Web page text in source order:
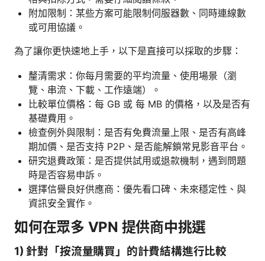
附加限制：某些方案可能限制伺服器數、同時連線數
或可用協議。
為了讓你更快速地上手，以下是直接可以採取的步驟：
釐清需求：你每月需要的平均流量、使用場景（瀏
覽、串流、下載、工作遠端）。
比較單位價格：每 GB 或 每 MB 的價格，以及是否有
基礎費用。
檢查例外與限制：是否有免費流量上限、是否有高峰
期加價、是否支持 P2P、是否能解鎖常見影音平台。
研究退費政策：是否提供試用或退款機制，遇到問題
時是否容易申訴。
選擇信譽良好供應商：優先看口碑、未來穩定性、與
資訊安全實作。
如何在眾多 VPN 提供商中挑選
1) 針對「按流量購買」的計費結構進行比較